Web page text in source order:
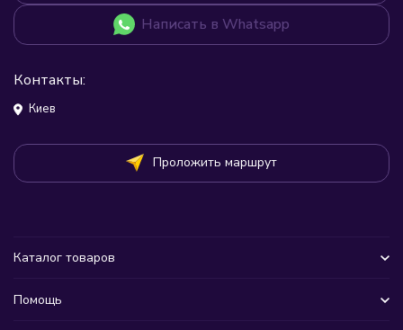
Написать в Whatsapp
Контакты:
Киев
Проложить маршрут
Каталог товаров
Помощь